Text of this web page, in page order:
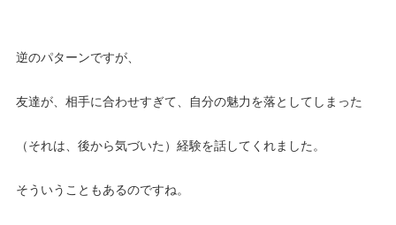
逆のパターンですが、
友達が、相手に合わせすぎて、自分の魅力を落としてしまった
（それは、後から気づいた）経験を話してくれました。
そういうこともあるのですね。